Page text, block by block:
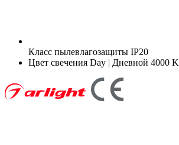
Класс пылевлагозащиты IP20
Цвет свечения Day | Дневной 4000 K